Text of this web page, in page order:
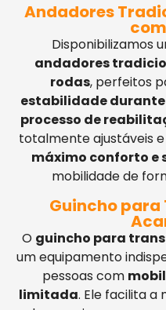
Andadores
Disponibilizamos
andadores
rodas, perfeitos
estabilidade
processo de
totalmente ajustáveis
máximo conforto e
mobilidade de
Guincho
O guincho para
um equipamento
pessoas com
limitada. Ele facilita